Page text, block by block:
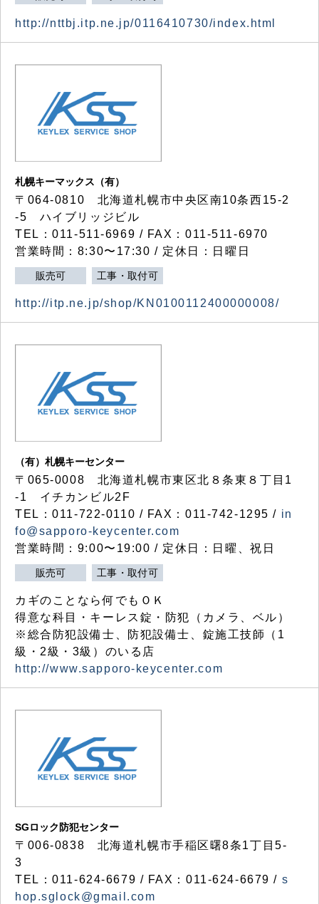
http://nttbj.itp.ne.jp/0116410730/index.html
札幌キーマックス（有）
〒064-0810 北海道札幌市中央区南10条西15-2
-5 ハイブリッジビル
TEL：011-511-6969 / FAX：011-511-6970
営業時間：8:30〜17:30 / 定休日：日曜日
販売可 工事・取付可
http://itp.ne.jp/shop/KN0100112400000008/
（有）札幌キーセンター
〒065-0008 北海道札幌市東区北８条東８丁目1
-1 イチカンビル2F
TEL：011-722-0110 / FAX：011-742-1295 / in
fo@sapporo-keycenter.com
営業時間：9:00〜19:00 / 定休日：日曜、祝日
販売可 工事・取付可
カギのことなら何でもＯＫ
得意な科目・キーレス錠・防犯（カメラ、ベル）
※総合防犯設備士、防犯設備士、錠施工技師（1
級・2級・3級）のいる店
http://www.sapporo-keycenter.com
SGロック防犯センター
〒006-0838 北海道札幌市手稲区曙8条1丁目5-
3
TEL：011-624-6679 / FAX：011-624-6679 / s
hop.sglock@gmail.com